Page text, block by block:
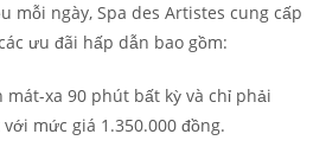
mỗi ngày, Spa des Artistes cung cấp
ưu đãi hấp dẫn bao gồm:
xa 90 phút bất kỳ và chỉ phải
mức giá 1.350.000 đồng.